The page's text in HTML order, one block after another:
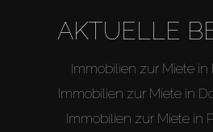
AKTUELLE
Immobilien zur Miete in
Immobilien zur Miete in
Immobilien zur Miete in